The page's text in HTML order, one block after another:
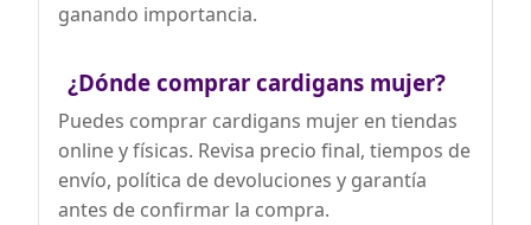
ganando importancia.
¿Dónde comprar cardigans mujer?
Puedes comprar cardigans mujer en tiendas
online y físicas. Revisa precio final, tiempos de
envío, política de devoluciones y garantía
antes de confirmar la compra.